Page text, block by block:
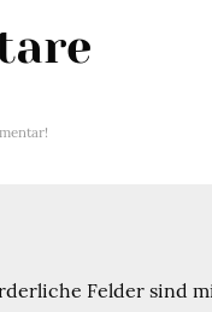
Felder sind